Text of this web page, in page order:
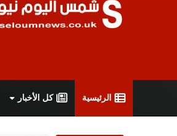
الرئيسية كل الأخبار